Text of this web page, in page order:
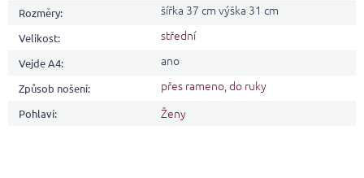
Rozměry: šířka 37 cm výška 31 cm
Velikost: střední
Vejde A4: ano
Způsob nošení: přes rameno,do ruky
Pohlaví: Ženy